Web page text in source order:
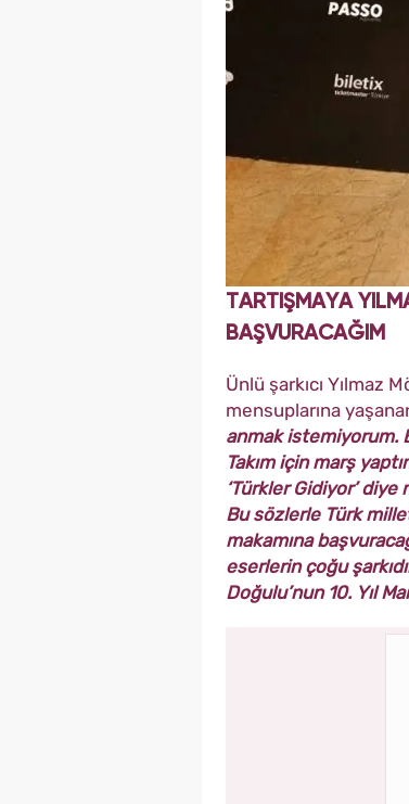
TARTIŞMAYA
BAŞVURACAĞIM
Ünlü şarkıcı Yılmaz
mensuplarına
anmak istemiyorum.
Takım için marş
‘Türkler Gidiyor’
Bu sözlerle Türk
makamına
eserlerin çoğu
Doğulu’nun 10. Yıl